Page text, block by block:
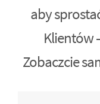
aby
Klientów
Zobaczcie